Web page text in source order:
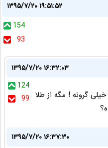
۱۳۹۵/۷/۲۰ ۱۹:۵۱:۵۲
154
93
۱۳۹۵/۷/۲۰ ۱۶:۳۲:۰۳
124
99 گرونه ! مگه از طلا
۱۳۹۵/۷/۲۰ ۱۶:۳۷:۳۰